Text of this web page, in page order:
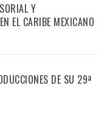
Y
EL CARIBE MEXICANO
DE SU 29ª